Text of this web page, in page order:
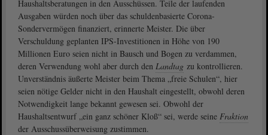
Haushaltsberatungen in den Ausschüssen. Teile der laufenden
Ausgaben würden noch über das schuldenbasierte Corona-
Sondervermögen finanziert, erinnerte Meister. Die über
Verschuldung geplanten IPS-Investitionen in Höhe von 190
Millionen Euro seien nicht in Bausch und Bogen zu verdammen,
deren Verwendung wohl aber durch den Landtag zu kontrollieren.
Unverständnis äußerte Meister beim Thema „freie Schulen“, hier
seien nötige Gelder nicht in den Haushalt eingestellt, obwohl deren
Notwendigkeit lange bekannt gewesen sei. Obwohl der
Haushaltsentwurf „ein ganz schöner Kloß“ sei, werde seine Fraktion
der Ausschussüberweisung zustimmen.